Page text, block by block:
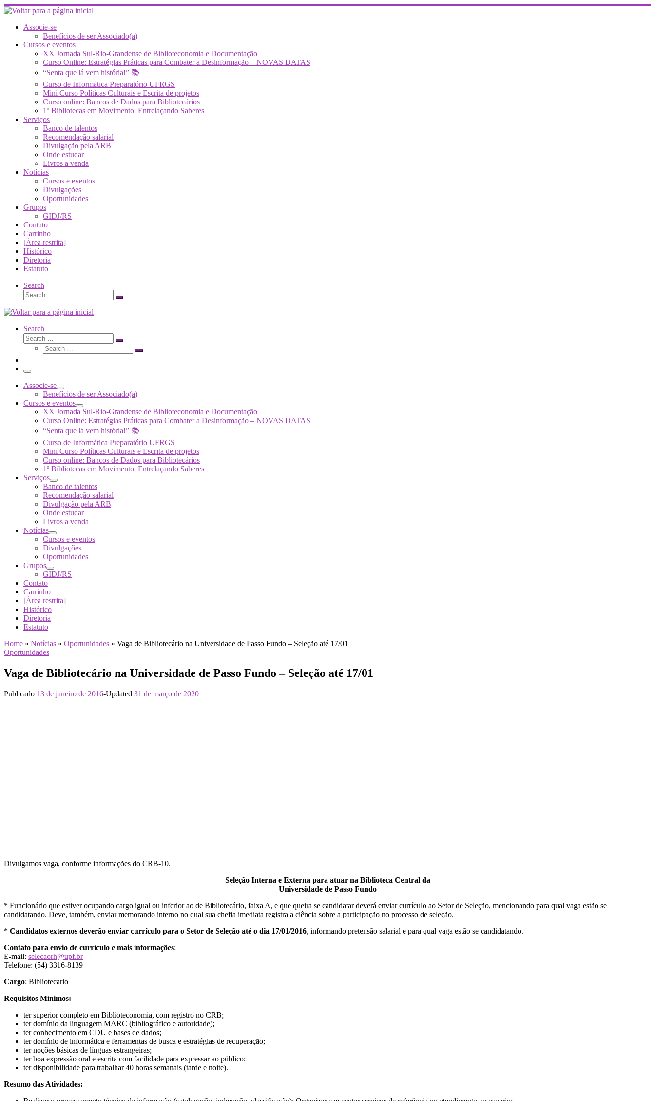
Skip
to
contentAssocie-se
Benefícios de ser Associado(a)
Cursos e eventos
XX Jornada Sul-Rio-Grandense de Biblioteconomia e Documentação
Curso Online: Estratégias Práticas para Combater a Desinformação – NOVAS DATAS
“Senta que lá vem história!” 📚
Curso de Informática Preparatório UFRGS
Mini Curso Políticas Culturais e Escrita de projetos
Curso online: Bancos de Dados para Bibliotecários
1º Bibliotecas em Movimento: Entrelaçando Saberes
Serviços
Banco de talentos
Recomendação salarial
Divulgação pela ARB
Onde estudar
Livros a venda
Notícias
Cursos e eventos
Divulgações
Oportunidades
Grupos
GIDJ/RS
Contato
Carrinho
[Área restrita]
Histórico
Diretoria
Estatuto
Search
Search
Search
Search
Search
Search
Search
Search
Menu
Associe-se
Benefícios de ser Associado(a)
Cursos e eventos
XX Jornada Sul-Rio-Grandense de Biblioteconomia e Documentação
Curso Online: Estratégias Práticas para Combater a Desinformação – NOVAS DATAS
“Senta que lá vem história!” 📚
Curso de Informática Preparatório UFRGS
Mini Curso Políticas Culturais e Escrita de projetos
Curso online: Bancos de Dados para Bibliotecários
1º Bibliotecas em Movimento: Entrelaçando Saberes
Serviços
Banco de talentos
Recomendação salarial
Divulgação pela ARB
Onde estudar
Livros a venda
Notícias
Cursos e eventos
Divulgações
Oportunidades
Grupos
GIDJ/RS
Contato
Carrinho
[Área restrita]
Histórico
Diretoria
Estatuto
Home » Notícias » Oportunidades » Vaga de Bibliotecário na Universidade de Passo Fundo – Seleção até 17/01
Oportunidades
Vaga de Bibliotecário na Universidade de Passo Fundo – Seleção até 17/01
Publicado 13 de janeiro de 2016-Updated 31 de março de 2020
Divulgamos vaga, conforme informações do CRB-10.
Seleção Interna e Externa para atuar na Biblioteca Central da
Universidade de Passo Fundo
* Funcionário que estiver ocupando cargo igual ou inferior ao de Bibliotecário, faixa A, e que queira se candidatar deverá enviar currículo ao Setor de Seleção, mencionando para qual vaga estão se
candidatando. Deve, também, enviar memorando interno no qual sua chefia imediata registra a ciência sobre a participação no processo de seleção.
* Candidatos externos deverão enviar currículo para o Setor de Seleção até o dia 17/01/2016, informando pretensão salarial e para qual vaga estão se candidatando.
Contato para envio de currículo e mais informações:
E-mail: selecaorh@upf.br
Telefone: (54) 3316-8139
Cargo: Bibliotecário
Requisitos Mínimos:
ter superior completo em Biblioteconomia, com registro no CRB;
ter domínio da linguagem MARC (bibliográfico e autoridade);
ter conhecimento em CDU e bases de dados;
ter domínio de informática e ferramentas de busca e estratégias de recuperação;
ter noções básicas de línguas estrangeiras;
ter boa expressão oral e escrita com facilidade para expressar ao público;
ter disponibilidade para trabalhar 40 horas semanais (tarde e noite).
Resumo das Atividades: